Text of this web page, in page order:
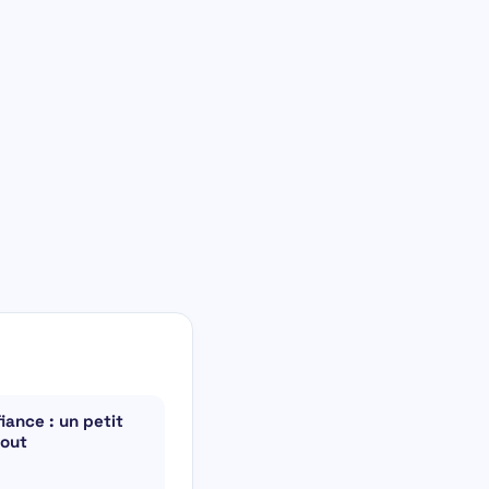
: un petit